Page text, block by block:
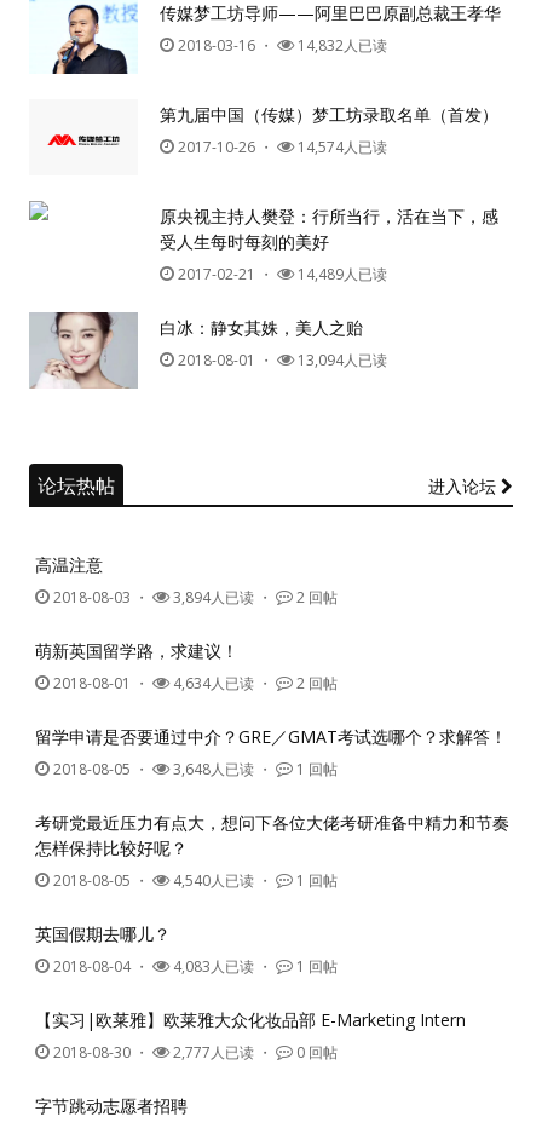
传媒梦工坊导师——阿里巴巴原副总裁王孝华
2018-03-16 ・ 14,832人已读
第九届中国（传媒）梦工坊录取名单（首发）
2017-10-26 ・ 14,574人已读
原央视主持人樊登：行所当行，活在当下，感
受人生每时每刻的美好
2017-02-21 ・ 14,489人已读
白冰：静女其姝，美人之贻
2018-08-01 ・ 13,094人已读
论坛热帖 进入论坛
高温注意
2018-08-03 ・ 3,894人已读 ・ 2 回帖
萌新英国留学路，求建议！
2018-08-01 ・ 4,634人已读 ・ 2 回帖
留学申请是否要通过中介？GRE／GMAT考试选哪个？求解答！
2018-08-05 ・ 3,648人已读 ・ 1 回帖
考研党最近压力有点大，想问下各位大佬考研准备中精力和节奏
怎样保持比较好呢？
2018-08-05 ・ 4,540人已读 ・ 1 回帖
英国假期去哪儿？
2018-08-04・ 4,083人已读 ・ 1 回帖
【实习|欧莱雅】欧莱雅大众化妆品部 E-Marketing Intern
2018-08-30 ・ 2,777人已读 ・ 0 回帖
字节跳动志愿者招聘